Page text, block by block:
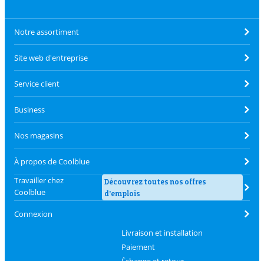
Notre assortiment
Site web d'entreprise
Service client
Business
Nos magasins
À propos de Coolblue
Travailler chez
Coolblue
Découvrez toutes nos offres
d'emplois
Connexion
Livraison et installation
Paiement